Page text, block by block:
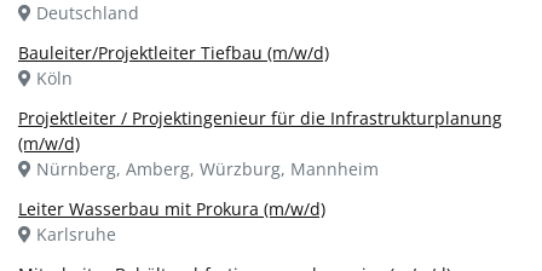
Deutschland
Bauleiter/Projektleiter Tiefbau (m/w/d)
Köln
Projektleiter / Projektingenieur für die Infrastrukturplanung
(m/w/d)
Nürnberg, Amberg, Würzburg, Mannheim
Leiter Wasserbau mit Prokura (m/w/d)
Karlsruhe